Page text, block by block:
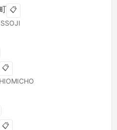
📋
📋
📋